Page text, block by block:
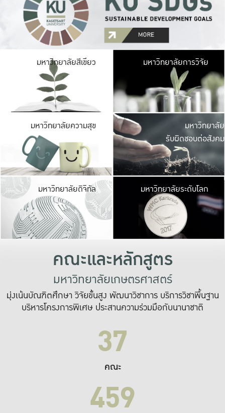
มหาวิทยาลัยสีเขียว มหาวิ
มีพื้นที่เขียวสดใส
เป็นป่าในเมือง เกษต
มหาวิทยาลัยการวิจัย
มหาวิทยาลัยความสุข มหาวิ
ค
เปิดประ
และพบเรื่องราวใ
มหาวิทยาลัย
รับผิดชอบต่อสังคม
มหาวิทยาลัยดิจิทัล มหาวิ
เปลี่ยนแปลง แล
เพื่อทำง
ระบบสารสนเทศ
มหาวิทยาลัยระดับโลก
คณะและหลักสูตร
มหาวิทยาลัยเกษตรศาสตร์
มุ่งเน้นบัณฑิตศึกษา วิจัยขั้นสูง พัฒนาวิชาการ บริการวิชาพื้นฐาน
บริหารโครงการพิเศษ ประสานความร่วมมือกับนานาชาติ
37
คณะ
459